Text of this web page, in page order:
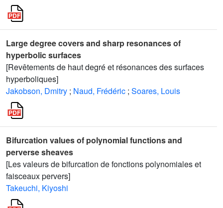
Large degree covers and sharp resonances of
hyperbolic surfaces
[Revêtements de haut degré et résonances des surfaces
hyperboliques]
Jakobson, Dmitry ; Naud, Frédéric ; Soares, Louis
Bifurcation values of polynomial functions and
perverse sheaves
[Les valeurs de bifurcation de fonctions polynomiales et
faisceaux pervers]
Takeuchi, Kiyoshi